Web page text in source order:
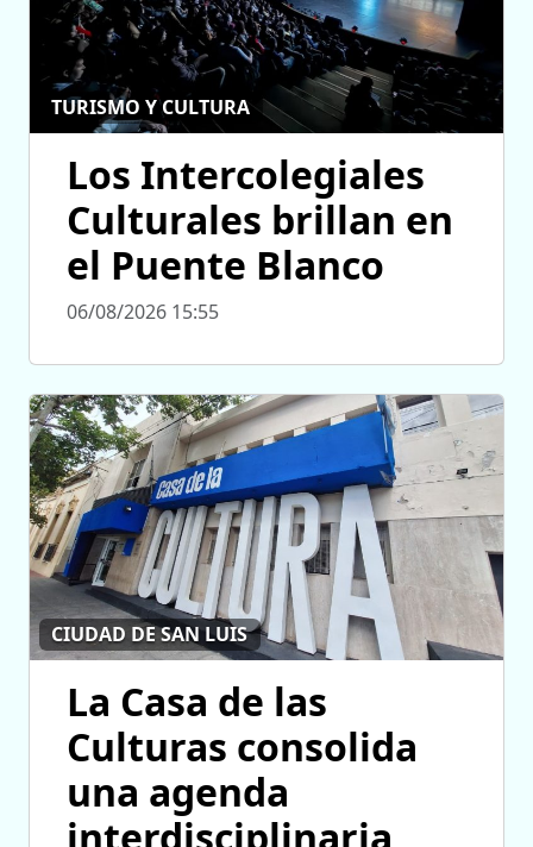
TURISMO Y CULTURA
Los Intercolegiales
Culturales brillan en
el Puente Blanco
06/08/2026 15:55
CIUDAD DE SAN LUIS
La Casa de las
Culturas consolida
una agenda